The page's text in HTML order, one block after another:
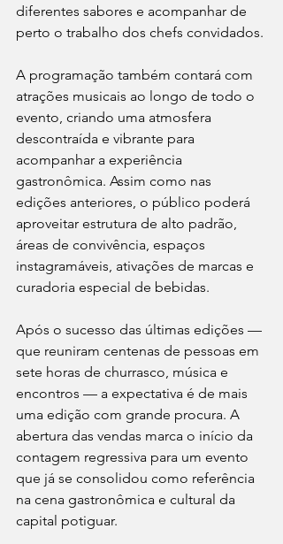
diferentes sabores e acompanhar de
perto o trabalho dos chefs convidados.
A programação também contará com
atrações musicais ao longo de todo o
evento, criando uma atmosfera
descontraída e vibrante para
acompanhar a experiência
gastronômica. Assim como nas
edições anteriores, o público poderá
aproveitar estrutura de alto padrão,
áreas de convivência, espaços
instagramáveis, ativações de marcas e
curadoria especial de bebidas.
Após o sucesso das últimas edições —
que reuniram centenas de pessoas em
sete horas de churrasco, música e
encontros — a expectativa é de mais
uma edição com grande procura. A
abertura das vendas marca o início da
contagem regressiva para um evento
que já se consolidou como referência
na cena gastronômica e cultural da
capital potiguar.